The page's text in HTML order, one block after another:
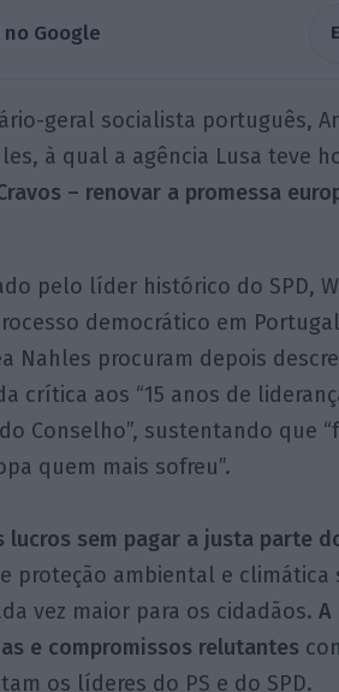
Google
geral socialista português,
à qual a agência Lusa teve
– renovar a promessa
pelo líder histórico do SPD,
democrático em
Nahles procuram depois
crítica aos “15 anos de
Conselho”, sustentando que
quem mais sofreu”.
lucros sem pagar a justa parte
proteção ambiental e climática
vez maior para os cidadãos. A
e compromissos relutantes
os líderes do PS e do SPD.